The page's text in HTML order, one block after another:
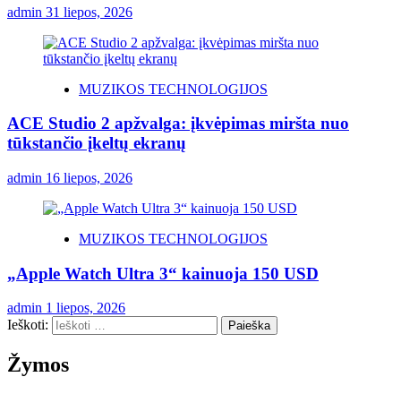
admin 31 liepos, 2026
MUZIKOS TECHNOLOGIJOS
ACE Studio 2 apžvalga: įkvėpimas miršta nuo
tūkstančio įkeltų ekranų
admin 16 liepos, 2026
MUZIKOS TECHNOLOGIJOS
„Apple Watch Ultra 3“ kainuoja 150 USD
admin 1 liepos, 2026
Ieškoti:
Žymos